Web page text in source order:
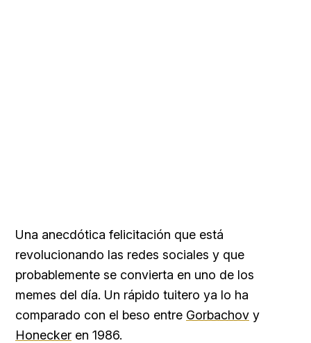
Una anecdótica felicitación que está
revolucionando las redes sociales y que
probablemente se convierta en uno de los
memes del día. Un rápido tuitero ya lo ha
comparado con el beso entre Gorbachov y
Honecker en 1986.